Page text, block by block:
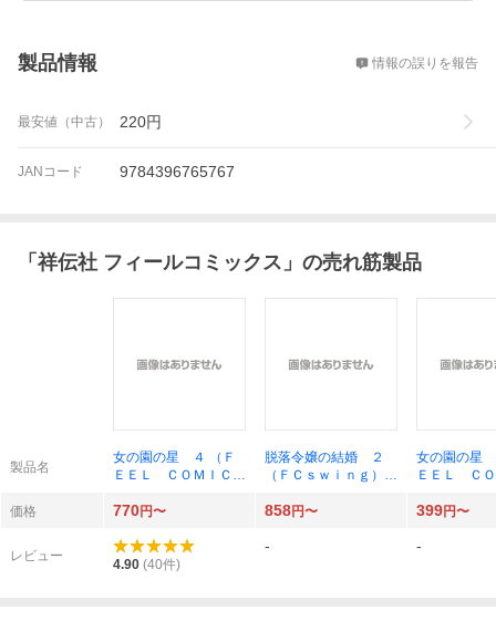
製品情報 情報の誤りを報告
最安値（中古） 220円
JANコード 9784396765767
「 祥伝社 フィールコミックス 」の売れ筋製品
製品名
女の園の星 ４ （Ｆ
ＥＥＬ ＣＯＭＩＣ
山やま／著
脱落令嬢の結婚 ２
（ＦＣｓｗｉｎｇ）
女の園の星
ＥＥＬ Ｃ
山やま／著
価格 770円〜 858円〜 399円〜
レビュー
4.90 (40件)
- -